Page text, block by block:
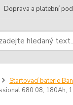
Doprava a platební
Startovací baterie
680 08, 180Ah,